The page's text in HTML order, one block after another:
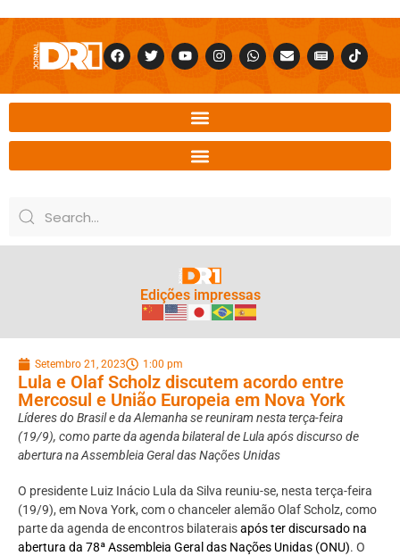
Edições impressas
Setembro 21, 2023 1:00 pm
Lula e Olaf Scholz discutem acordo entre
Mercosul e União Europeia em Nova York
Líderes do Brasil e da Alemanha se reuniram nesta terça-feira
(19/9), como parte da agenda bilateral de Lula após discurso de
abertura na Assembleia Geral das Nações Unidas
O presidente Luiz Inácio Lula da Silva reuniu-se, nesta terça-feira
(19/9), em Nova York, com o chanceler alemão Olaf Scholz, como
parte da agenda de encontros bilateraisapós ter discursado na
abertura da 78ª Assembleia Geral das Nações Unidas (ONU). O